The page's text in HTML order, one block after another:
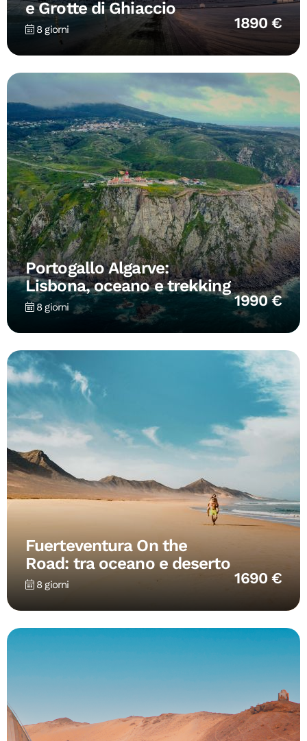
e Grotte di Ghiaccio
8 giorni 1890 €
Portogallo Algarve:
Lisbona, oceano e trekking
8 giorni 1990 €
Fuerteventura On the
Road: tra oceano e deserto
8 giorni 1690 €